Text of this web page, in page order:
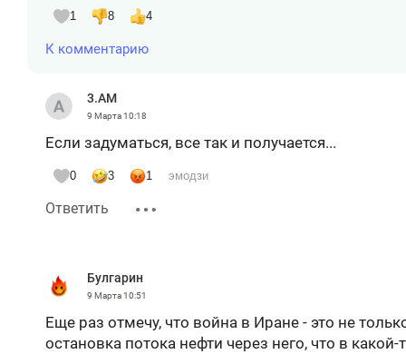
1 8 4
К комментарию
3.AM
9 Марта10:18
Если задуматься, все так и получается...
0 3 1 эмодзи
Ответить
Булгарин
9 Марта10:51
Еще раз отмечу, что война в Иране - это не
остановка потока нефти через него, что в